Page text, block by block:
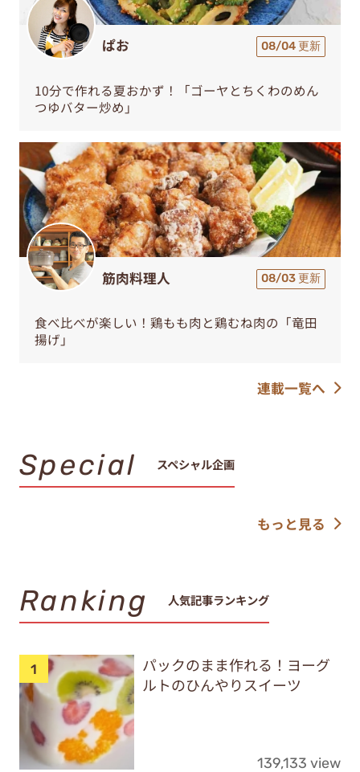
ぱお 08/04 更新
10分で作れる夏おかず！「ゴーヤとちくわのめん
つゆバター炒め」
筋肉料理人 08/03 更新
食べ比べが楽しい！鶏もも肉と鶏むね肉の「竜田
揚げ」
連載一覧へ
Special スペシャル企画
もっと見る
Ranking 人気記事ランキング
パックのまま作れる！ヨーグ
ルトのひんやりスイーツ
139,133 view